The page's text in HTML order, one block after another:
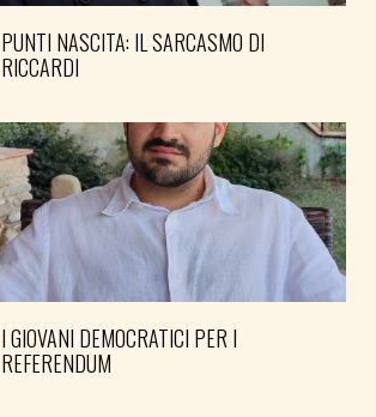
PUNTI NASCITA: IL SARCASMO DI
RICCARDI
I GIOVANI DEMOCRATICI PER I
REFERENDUM